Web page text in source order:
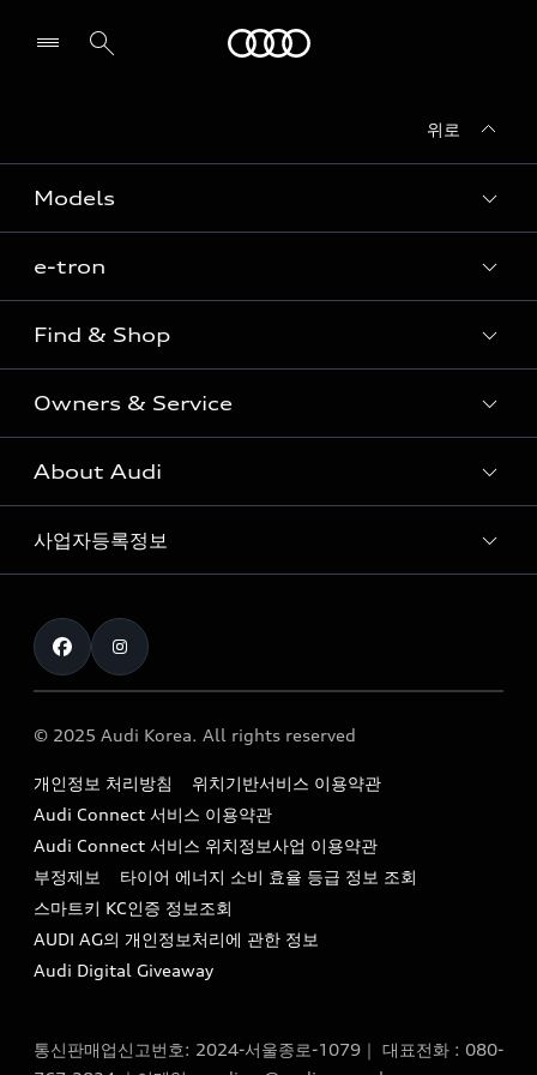
위로
Models
Sedan
SUV
Coupe
S range
e-tron
e-tron
Find & Shop
전시장/AAP 전시장/AS센터
아우디 신차 재고
아우디 모델 비교하기
아우디 공식 인증 중고차
The new Audi A6 Taste Drive 이벤트
Owners & Service
고객안내
Audi Connect
myAudiworld
내비게이션 데이터 다운로드
아우디 영상 매뉴얼
서비스 센터
서비스 프로그램
아우디 e-tron 케어 프로그램
사설수리업체를 위한 권고사항
About Audi
아우디 브랜드
Formula 1
Audi Story
아우디코리아 소식
아우디코리아 소개
아우디 스토리
아우디 브랜드 히스토리
quattro 시스템
사업자등록정보
통신판매업신고번호 : 2024-서울종로-1079
대표자명 : 틸 셰어
딩)
이메일 : audi_m@audi-ccc.co.kr
© 2025 Audi Korea. All rights reserved
개인정보 처리방침
위치기반서비스 이용약관
Audi Connect 서비스 이용약관
Audi Connect 서비스 위치정보사업 이용약관
부정제보
타이어 에너지 소비 효율 등급 정보 조회
스마트키 KC인증 정보조회
AUDI AG의 개인정보처리에 관한 정보
Audi Digital Giveaway
통신판매업신고번호: 2024-서울종로-1079｜ 대표전화 : 080-